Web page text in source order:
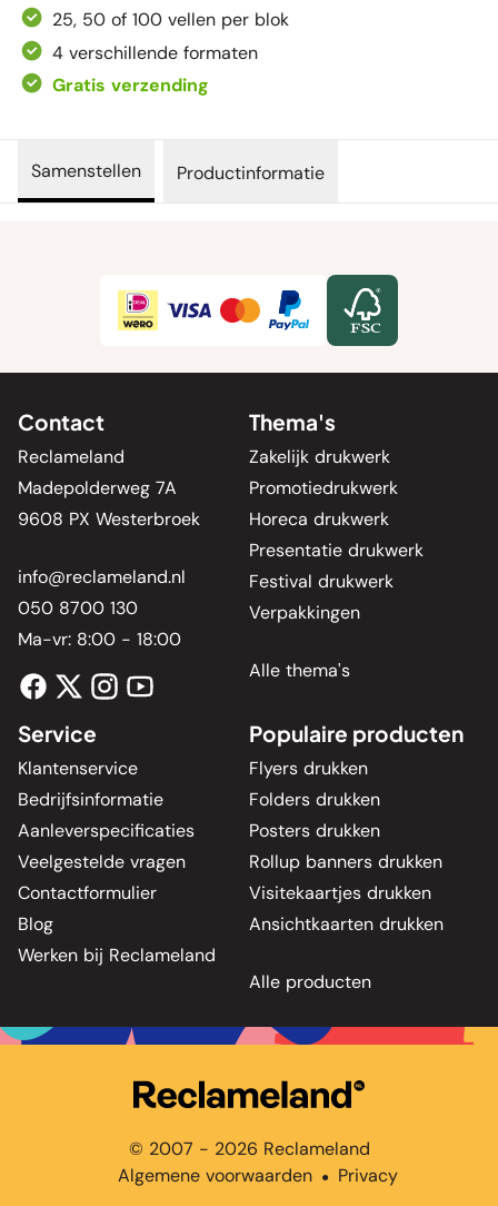
25, 50 of 100 vellen per blok
4 verschillende formaten
Gratis verzending
Samenstellen Productinformatie
Contact
Reclameland
Madepolderweg 7A
9608 PX Westerbroek
info@reclameland.nl
050 8700 130
Ma-vr: 8:00 - 18:00
Thema's
Zakelijk drukwerk
Promotiedrukwerk
Horeca drukwerk
Presentatie drukwerk
Festival drukwerk
Verpakkingen
Alle thema's
Service
Klantenservice
Bedrijfsinformatie
Aanleverspecificaties
Veelgestelde vragen
Contactformulier
Blog
Werken bij Reclameland
Populaire producten
Flyers drukken
Folders drukken
Posters drukken
Rollup banners drukken
Visitekaartjes drukken
Ansichtkaarten drukken
Alle producten
© 2007 - 2026 Reclameland
Algemene voorwaarden ● Privacy